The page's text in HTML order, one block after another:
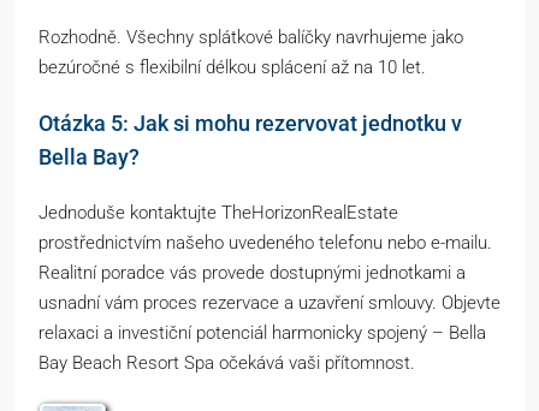
Rozhodně. Všechny splátkové balíčky navrhujeme jako
bezúročné s flexibilní délkou splácení až na 10 let.
Otázka 5: Jak si mohu rezervovat jednotku v
Bella Bay?
Jednoduše kontaktujte TheHorizonRealEstate
prostřednictvím našeho uvedeného telefonu nebo e-mailu.
Realitní poradce vás provede dostupnými jednotkami a
usnadní vám proces rezervace a uzavření smlouvy. Objevte
relaxaci a investiční potenciál harmonicky spojený – Bella
Bay Beach Resort Spa očekává vaši přítomnost.